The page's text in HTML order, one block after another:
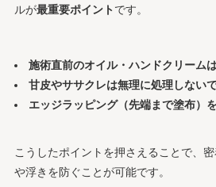
ルが最重要ポイント です。
施術直前のオイル・ハンドクリーム
甘皮やササクレは無理に処理しない
エッジラッピング（先端まで塗布）
こうしたポイントを押さえることで、
や浮きを防ぐことが可能です。